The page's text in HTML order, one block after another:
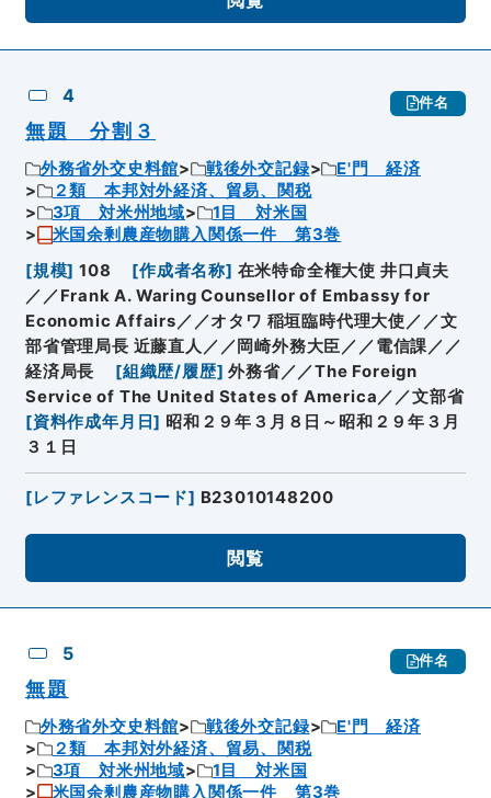
4 件名
無題 分割３
外務省外交史料館 戦後外交記録
E'門 経済
２類 本邦対外経済、貿易、関税
3項 対米州地域
1目 対米国
米国余剰農産物購入関係一件 第3巻
[規模] 108 [作成者名称] 在米特命全権大使 井口貞夫
／／Frank A. Waring Counsellor of Embassy for
Economic Affairs／／オタワ 稲垣臨時代理大使／／文
部省管理局長 近藤直人／／岡崎外務大臣／／電信課／／
経済局長
[組織歴/履歴] 外務省／／The Foreign
Service of The United States of America／／文部省
[資料作成年月日] 昭和２９年３月８日～昭和２９年３月
３１日
[レファレンスコード] B23010148200
閲覧
5 件名
無題
外務省外交史料館 戦後外交記録
E'門 経済
２類 本邦対外経済、貿易、関税
3項 対米州地域
1目 対米国
米国余剰農産物購入関係一件 第3巻